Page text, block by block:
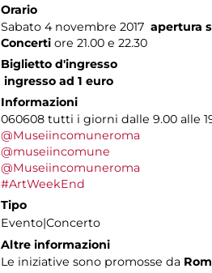
Orario
Sabato 4 novembre 2017 apertura
Concerti ore 21.00 e 22.30
Biglietto d'ingresso
ingresso ad 1 euro
Informazioni
060608 tutti i giorni dalle 9.00 alle
@Museiincomuneroma
@museiincomune
@Museiincomuneroma
#ArtWeekEnd
Tipo
Evento|Concerto
Altre informazioni
Le iniziative sono promosse da